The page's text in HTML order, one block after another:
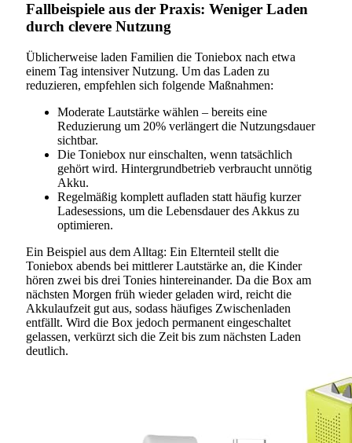
Fallbeispiele aus der Praxis: Weniger Laden
durch clevere Nutzung
Üblicherweise laden Familien die Toniebox nach etwa
einem Tag intensiver Nutzung. Um das Laden zu
reduzieren, empfehlen sich folgende Maßnahmen:
Moderate Lautstärke wählen – bereits eine
Reduzierung um 20% verlängert die Nutzungsdauer
sichtbar.
Die Toniebox nur einschalten, wenn tatsächlich
gehört wird. Hintergrundbetrieb verbraucht unnötig
Akku.
Regelmäßig komplett aufladen statt häufig kurzer
Ladesessions, um die Lebensdauer des Akkus zu
optimieren.
Ein Beispiel aus dem Alltag: Ein Elternteil stellt die
Toniebox abends bei mittlerer Lautstärke an, die Kinder
hören zwei bis drei Tonies hintereinander. Da die Box am
nächsten Morgen früh wieder geladen wird, reicht die
Akkulaufzeit gut aus, sodass häufiges Zwischenladen
entfällt. Wird die Box jedoch permanent eingeschaltet
gelassen, verkürzt sich die Zeit bis zum nächsten Laden
deutlich.